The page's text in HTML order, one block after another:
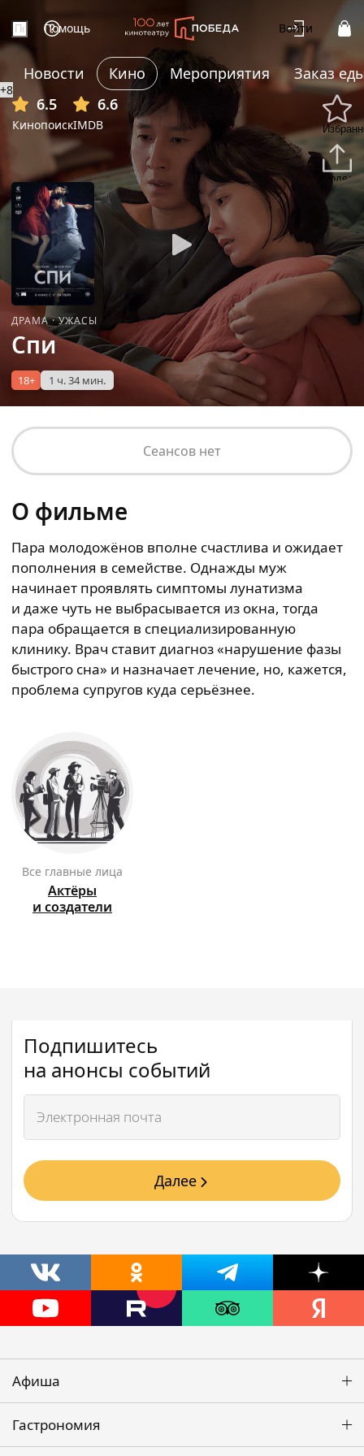
Помощь Войти
Новости Кино Мероприятия
Заказ
6.5
Кинопоиск
6.6
IMDB
+8
ДРАМА·УЖАСЫ
Спи
18+ 1 ч. 34 мин.
Сеансов нет
О фильме
Пара молодожёнов вполне счастлива и ожидает
пополнения в семействе. Однажды муж
начинает проявлять симптомы лунатизма
и даже чуть не выбрасывается из окна, тогда
пара обращается в специализированную
клинику. Врач ставит диагноз «нарушение фазы
быстрого сна» и назначает лечение, но, кажется,
проблема супругов куда серьёзнее.
Все главные лица
Актёры
и создатели
Подпишитесь
на анонсы событий
Далее
Афиша
Гастрономия